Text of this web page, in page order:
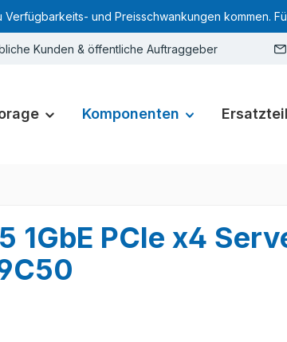
Verfügbarkeits- und Preisschwankungen kommen.
Kunden & öffentliche Auftraggeber
Komponenten
1GbE PCIe x4